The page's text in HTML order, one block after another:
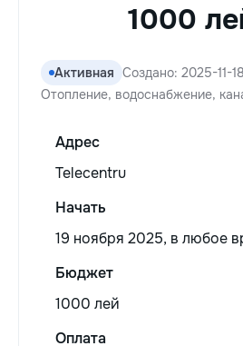
1000
Активная Создано: 2025-11-
Отопление, водоснабжение,
Адрес
Telecentru
Начать
19 ноября 2025, в любое
Бюджет
1000 лей
Оплата